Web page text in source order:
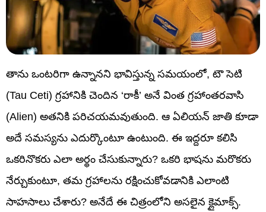
తాను ఒంటరిగా ఉన్నానని భావిస్తున్న సమయంలో, టౌ సెటి
(Tau Ceti) గ్రహానికి చెందిన ‘రాకీ’ అనే వింత గ్రహాంతరవాసి
(Alien) అతనికి పరిచయమవుతుంది. ఆ ఏలియన్ జాతి కూడా
అదే సమస్యను ఎదుర్కొంటూ ఉంటుంది. ఈ ఇద్దరూ కలిసి
ఒకరినొకరు ఎలా అర్థం చేసుకున్నారు? ఒకరి భాషను మరొకరు
నేర్చుకుంటూ, తమ గ్రహాలను రక్షించుకోవడానికి ఎలాంటి
సాహసాలు చేశారు? అనేదే ఈ చిత్రంలోని అసలైన క్లైమాక్స్.